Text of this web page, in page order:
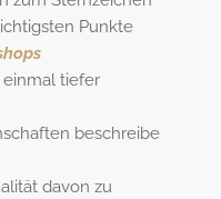
Punkte
tiefer
beschreibe
davon zu